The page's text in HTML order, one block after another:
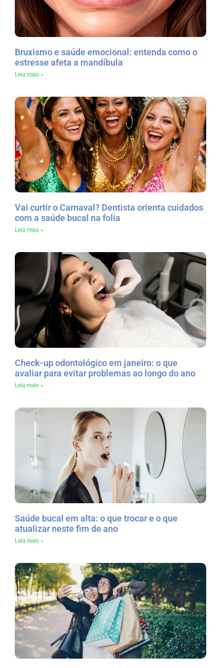
Bruxismo e saúde emocional: entenda como o
estresse afeta a mandíbula
Leia mais »
Vai curtir o Carnaval? Dentista orienta cuidados
com a saúde bucal na folia
Leia mais »
Check-up odontológico em janeiro: o que
avaliar para evitar problemas ao longo do ano
Leia mais »
Saúde bucal em alta: o que trocar e o que
atualizar neste fim de ano
Leia mais »